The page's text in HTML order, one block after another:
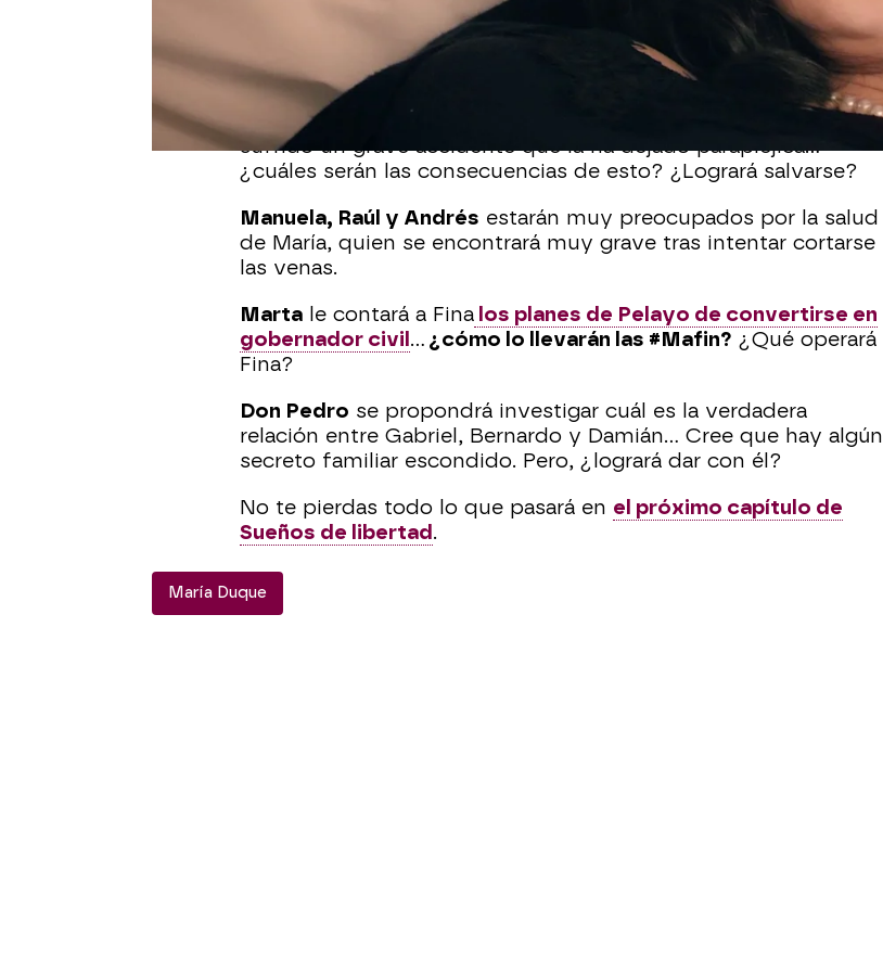
En el capítulo de mañana de
veremos
María , con miedo a que la vuelvan a ingresar en un sanatorioy
ante su situación nueva, decidirá quitarse la vida. La joven ha
sufrido un grave accidente que la ha dejado parapléjica...
¿cuáles serán las consecuencias de esto? ¿Logrará salvarse?
Manuela, Raúl y Andrés estarán muy preocupados por la salud
de María, quien se encontrará muy grave tras intentar cortarse
las venas.
Marta le contará a Fina los planes de Pelayo de convertirse en
gobernador civil ... ¿cómo lo llevarán las #Mafin? ¿Qué operará
Fina?
Don Pedro se propondrá investigar cuál es la verdadera
relación entre Gabriel, Bernardo y Damián... Cree que hay algún
secreto familiar escondido. Pero, ¿logrará dar con él?
No te pierdas todo lo que pasará en el próximo capítulo de
Sueños de libertad .
María Duque